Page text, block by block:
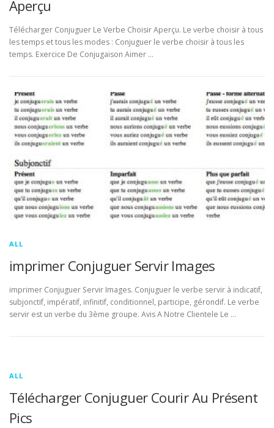
Aperçu
Télécharger Conjuguer Le Verbe Choisir Aperçu. Le verbe choisir à tous
les temps et tous les modes : Conjuguer le verbe choisir à tous les
temps. Exercice De Conjugaison Aimer …
ALL
imprimer Conjuguer Servir Images
imprimer Conjuguer Servir Images. Conjuguer le verbe servir à indicatif,
subjonctif, impératif, infinitif, conditionnel, participe, gérondif. Le verbe
servir est un verbe du 3ème groupe. Avis A Notre Clientele Le …
ALL
Télécharger Conjuguer Courir Au Présent
Pics